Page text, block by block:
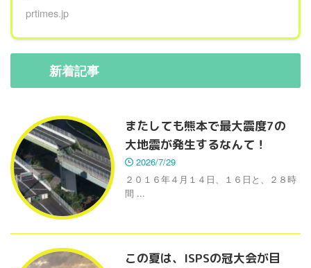
prtimes.jp
新着記事
またしても熊本で最大震度7の
大地震が発生するなんて！
2026/7/29
２０１６年４月１４日、１６日と、２８時
間 ...
この夏は、ISPSの冠大会が目